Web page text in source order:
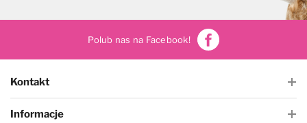
Polub nas na Facebook!
Kontakt
Informacje